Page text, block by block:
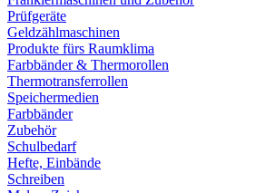
Prüfgeräte
Geldzählmaschinen
Produkte fürs Raumklima
Farbbänder & Thermorollen
Thermotransferrollen
Speichermedien
Farbbänder
Zubehör
Schulbedarf
Hefte, Einbände
Schreiben